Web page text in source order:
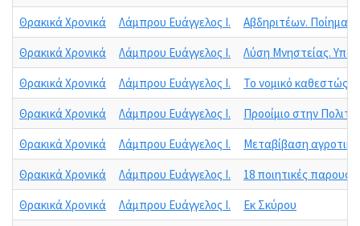
Θρακικά Χρονικά
Λάμπρου Ευάγγελος Ι.
Αβδηριτέων. Ποίημα
Θρακικά Χρονικά
Λάμπρου Ευάγγελος Ι.
Λύση Μνηστείας.
Θρακικά Χρονικά
Λάμπρου Ευάγγελος Ι.
Το νομικό καθεστώς
Θρακικά Χρονικά
Λάμπρου Ευάγγελος Ι.
Προοίμιο στην
Θρακικά Χρονικά
Λάμπρου Ευάγγελος Ι.
Μεταβίβαση
Θρακικά Χρονικά
Λάμπρου Ευάγγελος Ι.
18 ποιητικές
Θρακικά Χρονικά
Λάμπρου Ευάγγελος Ι.
Εκ Σκύρου